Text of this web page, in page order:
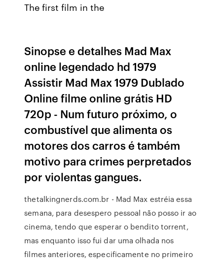
The first film in the
Sinopse e detalhes Mad Max
online legendado hd 1979
Assistir Mad Max 1979 Dublado
Online filme online grátis HD
720p - Num futuro próximo, o
combustível que alimenta os
motores dos carros é também
motivo para crimes perpretados
por violentas gangues.
thetalkingnerds.com.br - Mad Max estréia essa
semana, para desespero pessoal não posso ir ao
cinema, tendo que esperar o bendito torrent,
mas enquanto isso fui dar uma olhada nos
filmes anteriores, especificamente no primeiro